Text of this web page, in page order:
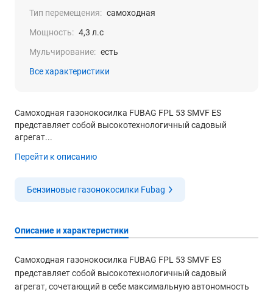
Тип перемещения: самоходная
Мощность: 4,3 л.с
Мульчирование: есть
Все характеристики
Самоходная газонокосилка FUBAG FPL 53 SMVF ES
представляет собой высокотехнологичный садовый
агрегат...
Перейти к описанию
Бензиновые газонокосилки Fubag
Описание и характеристики
Самоходная газонокосилка FUBAG FPL 53 SMVF ES
представляет собой высокотехнологичный садовый
агрегат, сочетающий в себе максимальную автономность